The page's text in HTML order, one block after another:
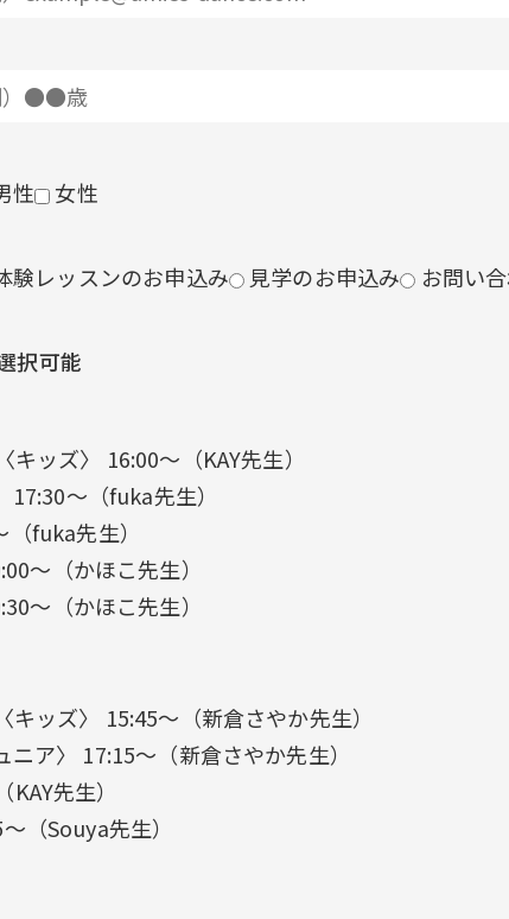
性 女性
験レッスンのお申込み 見学のお申込み お問い
択可能
ッズ〉 16:00〜（KAY先生）
17:30〜（fuka先生）
fuka先生）
〜（かほこ先生）
〜（かほこ先生）
ッズ〉 15:45〜（新倉さやか先生）
ア〉 17:15〜（新倉さやか先生）
先生）
（Souya先生）